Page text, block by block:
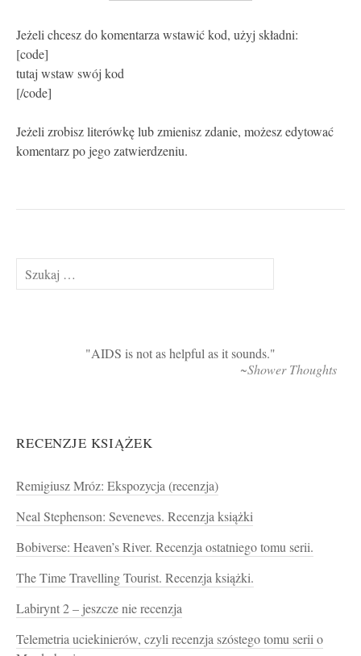
Jeżeli chcesz do komentarza wstawić kod, użyj składni:
[code]
tutaj wstaw swój kod
[/code]
Jeżeli zrobisz literówkę lub zmienisz zdanie, możesz edytować
komentarz po jego zatwierdzeniu.
Szukaj:
AIDS is not as helpful as it sounds.
~Shower Thoughts
RECENZJE KSIĄŻEK
Remigiusz Mróz: Ekspozycja (recenzja)
Neal Stephenson: Seveneves. Recenzja książki
Bobiverse: Heaven’s River. Recenzja ostatniego tomu serii.
The Time Travelling Tourist. Recenzja książki.
Labirynt 2 – jeszcze nie recenzja
Telemetria uciekinierów, czyli recenzja szóstego tomu serii o